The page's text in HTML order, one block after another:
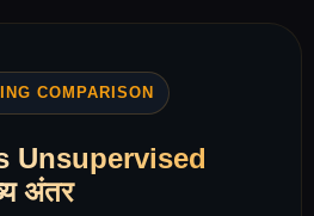
COMPARISON
Unsupervised
अंतर